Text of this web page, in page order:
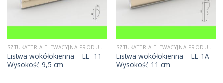
SZTUKATERIA ELEWACYJNA PRODUCENT
Listwa wokółokienna – LE- 11
Wysokość 9,5 cm
SZTUKATERIA ELEWACYJNA PRODUCENT
Listwa wokółokienna – LE-1A
Wysokość 11 cm